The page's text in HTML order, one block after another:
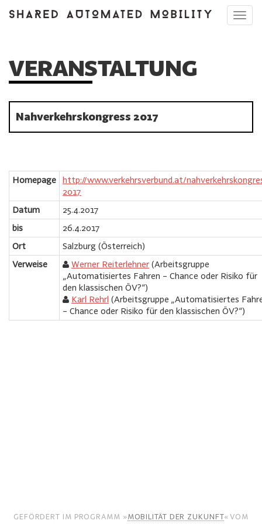
VERANSTALTUNG
Nahverkehrskongress 2017
Homepage
http://www.verkehrsverbund.at/
2017
Datum
25.4.2017
bis
26.4.2017
Ort
Salzburg (Österreich)
Verweise
Werner Reiterlehner (Arbeitsgruppe
„Automatisiertes Fahren – Chance oder Risiko für
den klassischen ÖV?“)
Karl Rehrl (Arbeitsgruppe „Automatisiertes
– Chance oder Risiko für den klassischen ÖV?“)
GEFÖRDERT IM PROGRAMM »MOBILITÄT DER ZUKUNFT« VOM